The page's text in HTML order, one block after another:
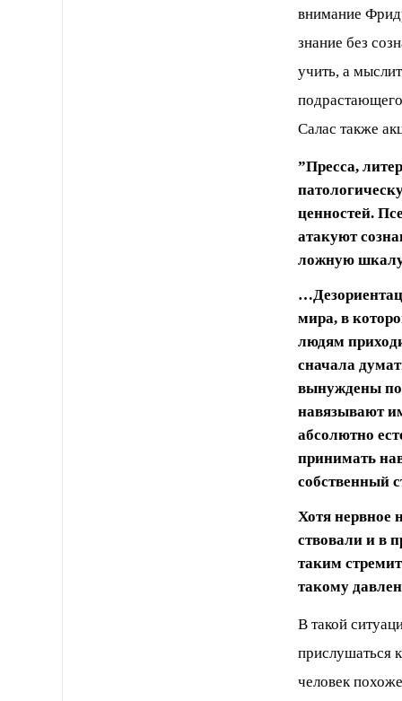
внимание
знание без
учить, а
Салас также
”Пресса,
ценностей.
атакуют
ложную
мира, в
людям
сначала
вынуждены
навязывают
абсолютно
принимать
собственный
Хотя нервное
ствовали и в
таким
такому
В такой
прислушаться
человек